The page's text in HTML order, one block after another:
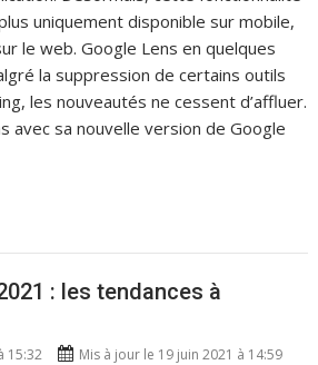
uniquement disponible sur mobile,
le web. Google Lens en quelques
la suppression de certains outils
les nouveautés ne cessent d’affluer.
avec sa nouvelle version de Google
: les tendances à
15:32
Mis à jour le 19 juin 2021 à 14:59